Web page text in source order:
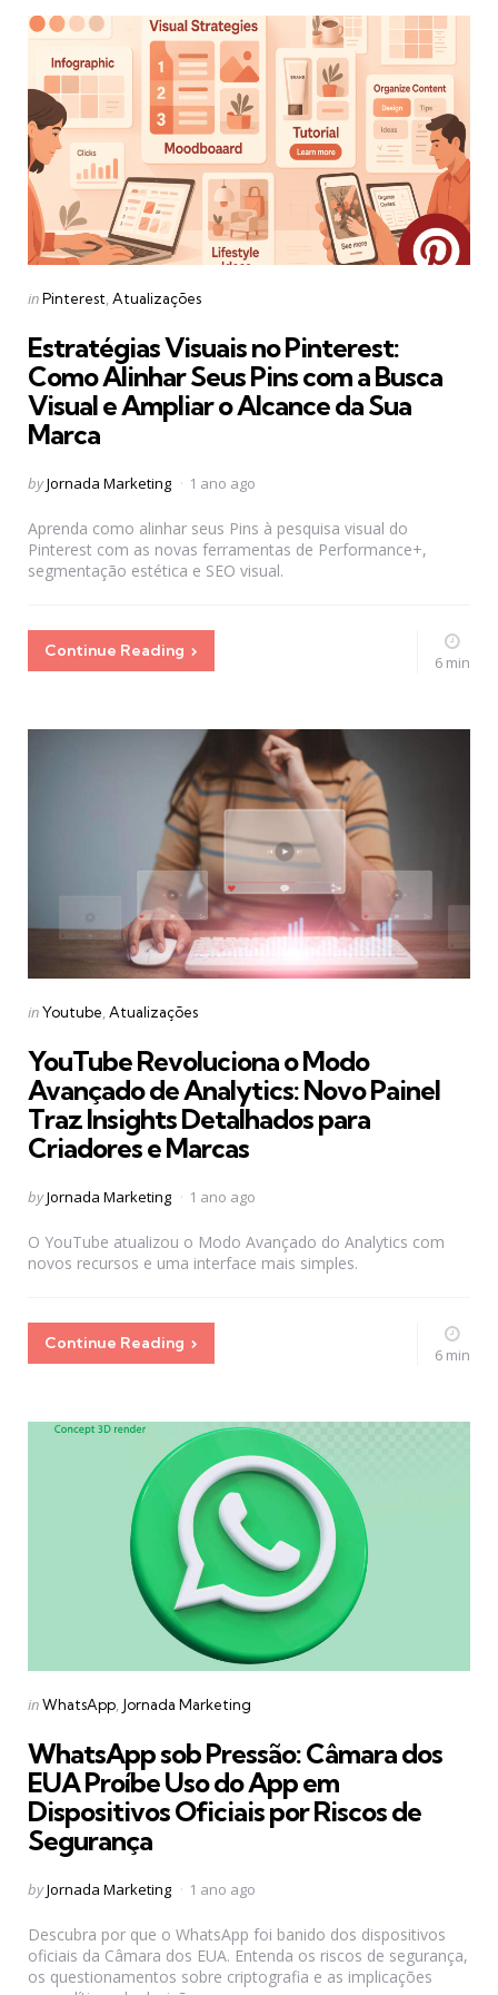
Categories
Posted
inPinterest Atualizações
Estratégias Visuais no Pinterest:
Como Alinhar Seus Pins com a Busca
Visual e Ampliar o Alcance da Sua
Marca
Posted
byJornada Marketing 1 ano ago
Aprenda como alinhar seus Pins à pesquisa visual do
Pinterest com as novas ferramentas de Performance+,
segmentação estética e SEO visual.
Continue Reading
6 min
Categories
Posted
inYoutube Atualizações
YouTube Revoluciona o Modo
Avançado de Analytics: Novo Painel
Traz Insights Detalhados para
Criadores e Marcas
Posted
byJornada Marketing 1 ano ago
O YouTube atualizou o Modo Avançado do Analytics com
novos recursos e uma interface mais simples.
Continue Reading
6 min
Categories
Posted
inWhatsApp Jornada Marketing
WhatsApp sob Pressão: Câmara dos
EUA Proíbe Uso do App em
Dispositivos Oficiais por Riscos de
Segurança
Posted
byJornada Marketing 1 ano ago
Descubra por que o WhatsApp foi banido dos dispositivos
oficiais da Câmara dos EUA. Entenda os riscos de segurança,
os questionamentos sobre criptografia e as implicações